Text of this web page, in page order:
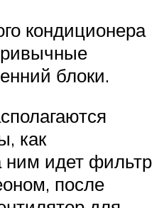
кондиционера
блоки.
как
ним идет фильтр
после